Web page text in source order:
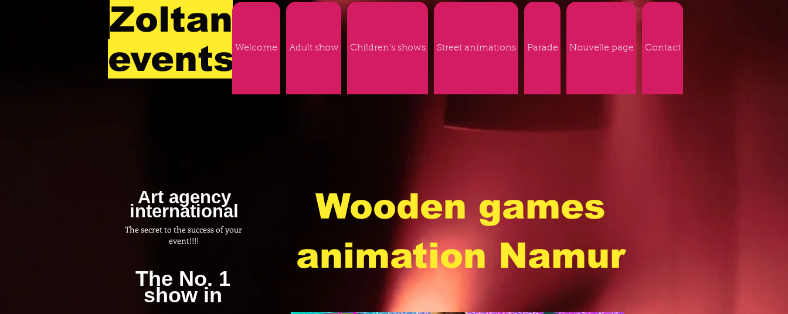
Zoltan
events Welcome Adult show Children's shows Street animations Parade Nouvelle page Contact
Wooden games
animation Namur
Art agency
international
The secret to the success of your
event!!!!
The No. 1
show in